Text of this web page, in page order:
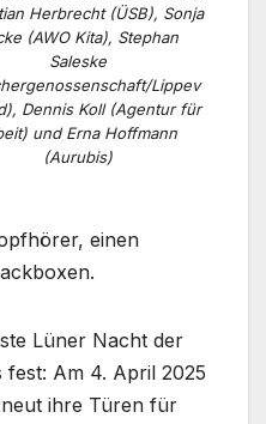
Herbrecht (ÜSB), Sonja
(AWO Kita), Stephan
Saleske
Lippev
Dennis Koll (Agentur für
und Erna Hoffmann
(Aurubis)
einen
Lüner Nacht der
fest: Am 4. April 2025
ihre Türen für